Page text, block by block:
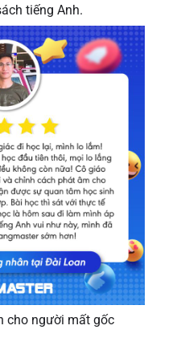
tiếng Anh.
cho người mất gốc